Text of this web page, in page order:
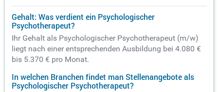
Gehalt: Was verdient ein Psychologischer
Psychotherapeut?
Ihr Gehalt als Psychologischer Psychotherapeut (m/w)
liegt nach einer entsprechenden Ausbildung bei 4.080 €
bis 5.370 € pro Monat.
In welchen Branchen findet man Stellenangebote als
Psychologischer Psychotherapeut?